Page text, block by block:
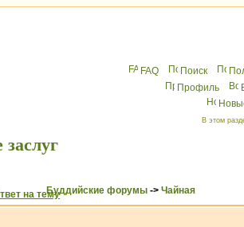
FAQ Поиск
Профиль
В этом
Буддийские форумы -> Чайная